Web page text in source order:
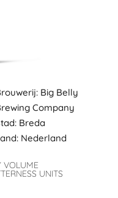
Big Belly
Company
Breda
Nederland
VOLUME
UNITS